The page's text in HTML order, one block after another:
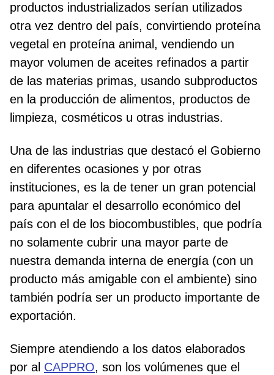
productos industrializados serían utilizados
otra vez dentro del país, convirtiendo proteína
vegetal en proteína animal, vendiendo un
mayor volumen de aceites refinados a partir
de las materias primas, usando subproductos
en la producción de alimentos, productos de
limpieza, cosméticos u otras industrias.
Una de las industrias que destacó el Gobierno
en diferentes ocasiones y por otras
instituciones, es la de tener un gran potencial
para apuntalar el desarrollo económico del
país con el de los biocombustibles, que podría
no solamente cubrir una mayor parte de
nuestra demanda interna de energía (con un
producto más amigable con el ambiente) sino
también podría ser un producto importante de
exportación.
Siempre atendiendo a los datos elaborados
por al CAPPRO, son los volúmenes que el